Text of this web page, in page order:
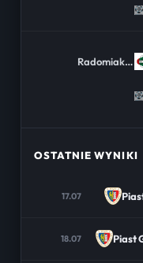
Radomiak Radom
OSTATNIE WYNIKI
17.07
18.07